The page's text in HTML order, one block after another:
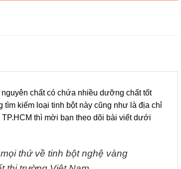
chất có chứa nhiều dưỡng chất tốt
kiếm loại tinh bột này cũng như là địa chỉ
thì mời bạn theo dõi bài viết dưới
thứ về tinh bột nghệ vàng